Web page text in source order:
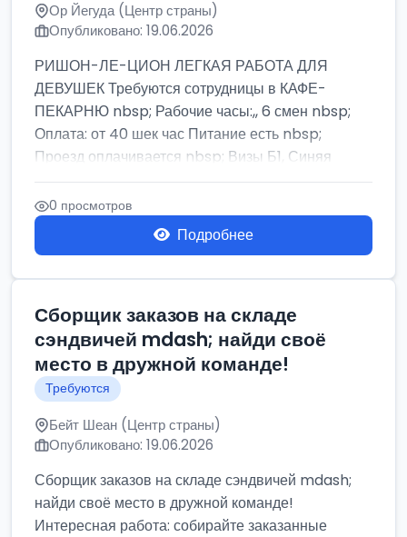
Ор Йегуда (Центр страны)
Опубликовано: 19.06.2026
РИШОН-ЛЕ-ЦИОН ЛЕГКАЯ РАБОТА ДЛЯ
ДЕВУШЕК Требуются сотрудницы в КАФЕ-
ПЕКАРНЮ nbsp; Рабочие часы:,, 6 смен nbsp;
Оплата: от 40 шек час Питание есть nbsp;
Проезд оплачивается nbsp; Визы Б1, Синяя
бумага,...
0 просмотров
Подробнее
Сборщик заказов на складе
сэндвичей mdash; найди своё
место в дружной команде!
Требуются
Бейт Шеан (Центр страны)
Опубликовано: 19.06.2026
Сборщик заказов на складе сэндвичей mdash;
найди своё место в дружной команде!
Интересная работа: собирайте заказанные